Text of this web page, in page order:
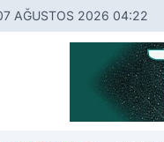
AĞUSTOS 2026 04:22